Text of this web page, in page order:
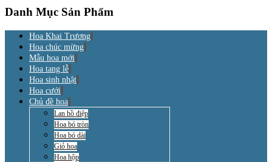
Danh Mục Sản Phẩm
Hoa Khai Trương
Hoa chúc mừng
Mẫu hoa mới
Hoa tang lễ
Hoa sinh nhật
Hoa cưới
Chủ đề hoa
Lan hồ điệp
Hoa bó tròn
Hoa bó dài
Giỏ hoa
Hoa hộp